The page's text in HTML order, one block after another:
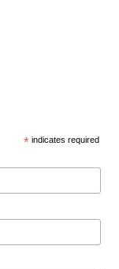
* indicates required